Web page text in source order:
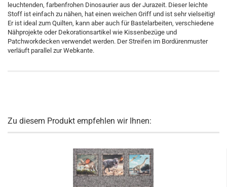
leuchtenden, farbenfrohen Dinosaurier aus der Jurazeit. Dieser leichte
Stoff ist einfach zu nähen, hat einen weichen Griff und ist sehr vielseitig!
Er ist ideal zum Quilten, kann aber auch für Bastelarbeiten, verschiedene
Nähprojekte oder Dekorationsartikel wie Kissenbezüge und
Patchworkdecken verwendet werden. Der Streifen im Bordürenmuster
verläuft parallel zur Webkante.
Zu diesem Produkt empfehlen wir Ihnen: